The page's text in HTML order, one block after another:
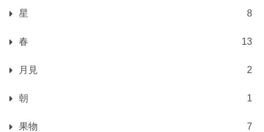
星 8
春 13
月見 2
朝 1
果物 7